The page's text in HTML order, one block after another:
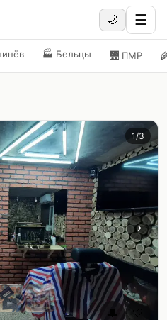
🌙 ☰
🏭 Бельцы 🌉 ПМР
›
1/3
🔔